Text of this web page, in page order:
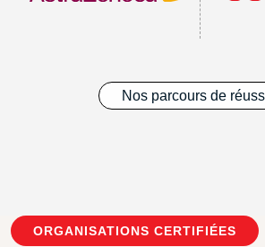
Nos parcours de
ORGANISATIONS CERTIFIÉES